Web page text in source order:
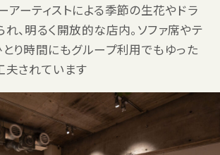
ーティストによる季節の生花やドラ
、明るく開放的な店内。ソファ席やテ
とり時間にもグループ利用でもゆった
夫されています